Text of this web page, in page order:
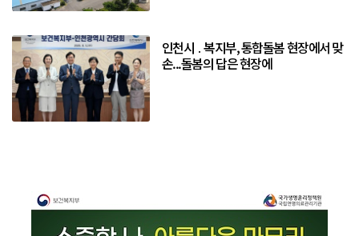
인천시 ․ 복지부, 통합돌봄 현장에서 맞
손...돌봄의 답은 현장에